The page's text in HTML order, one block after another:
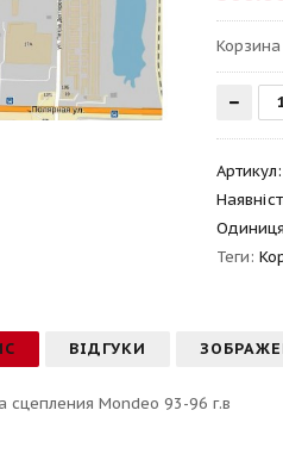
Артикул:
Теги:
ВІДГУКИ
сцепления Mondeo 93-96 г.в